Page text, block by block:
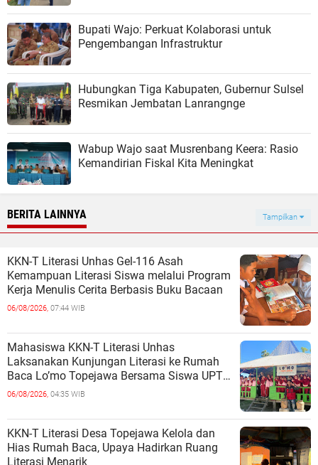
Bupati Wajo: Perkuat Kolaborasi untuk
Pengembangan Infrastruktur
Hubungkan Tiga Kabupaten, Gubernur Sulsel
Resmikan Jembatan Lanrangnge
Wabup Wajo saat Musrenbang Keera: Rasio
Kemandirian Fiskal Kita Meningkat
BERITA LAINNYA Tampilkan
KKN-T Literasi Unhas Gel-116 Asah
Kemampuan Literasi Siswa melalui Program
Kerja Menulis Cerita Berbasis Buku Bacaan
06/08/2026, 07:44 WIB
Mahasiswa KKN-T Literasi Unhas
Laksanakan Kunjungan Literasi ke Rumah
Baca Lo’mo Topejawa Bersama Siswa UPT
SDN 66 Kajang
06/08/2026, 04:35 WIB
KKN-T Literasi Desa Topejawa Kelola dan
Hias Rumah Baca, Upaya Hadirkan Ruang
Literasi Menarik